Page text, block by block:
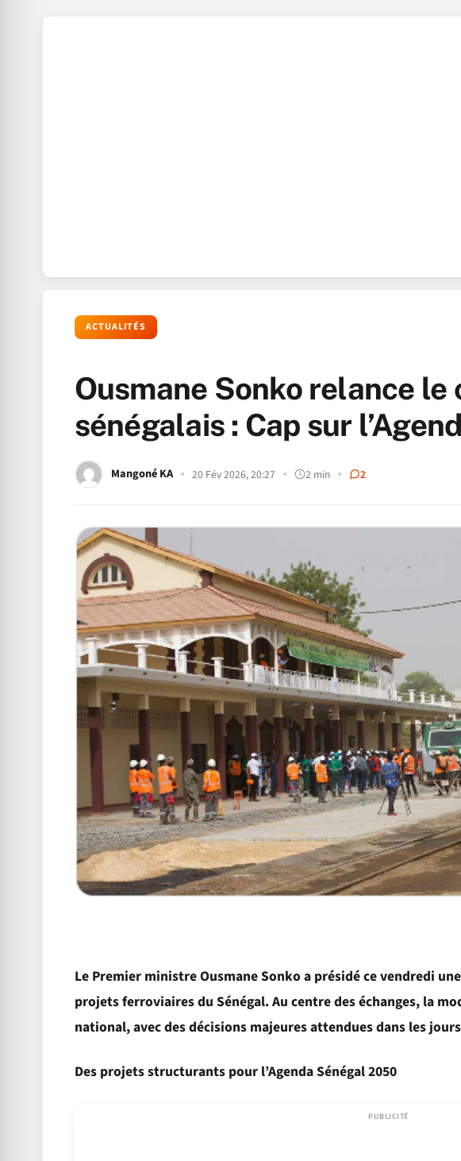
ACTUALITÉS
Ousmane Sonko relance le
sénégalais : Cap sur
Mangoné KA 20 Fév 2026, 20:27 2 min 2
Le Premier ministre Ousmane Sonko a présidé ce vendredi
projets ferroviaires du Sénégal. Au centre des échanges, la
national, avec des décisions majeures attendues dans les
Des projets structurants pour l’Agenda Sénégal 2050